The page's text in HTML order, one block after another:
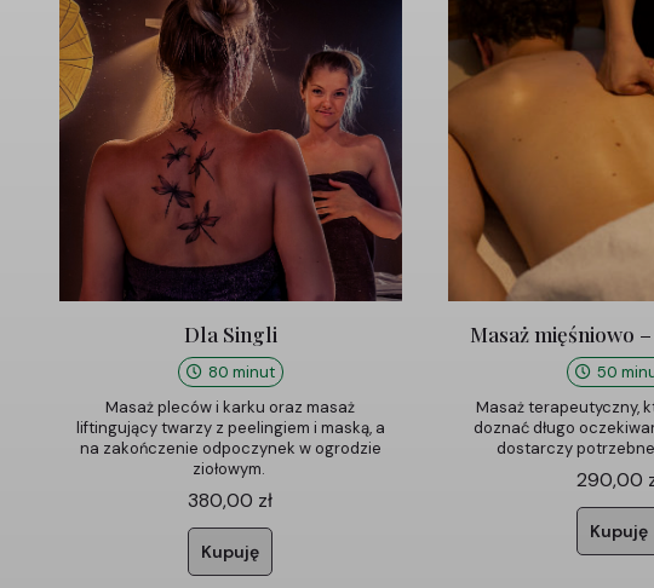
Dla Singli
80 minut
Masaż pleców i karku oraz masaż
liftingujący twarzy z peelingiem i maską, a
na zakończenie odpoczynek w ogrodzie
ziołowym.
380,00 zł
Kupuję
Masaż mięśniowo
50
Masaż terapeutyczny,
doznać długo
dostarczy
290,00
Kupuję